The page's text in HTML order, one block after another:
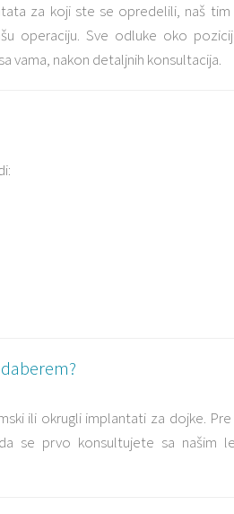
za koji ste se opredelili, naš tim
operaciju. Sve odluke oko
vama, nakon detaljnih konsultacija.
ili okrugli implantati za dojke.
se prvo konsultujete sa našim